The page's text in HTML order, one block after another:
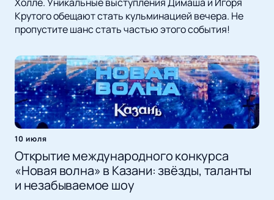
Холле. Уникальные выступления Димаша и Игоря
Крутого обещают стать кульминацией вечера. Не
пропустите шанс стать частью этого события!
10 июля
Открытие международного конкурса
«Новая волна» в Казани: звёзды, таланты
и незабываемое шоу